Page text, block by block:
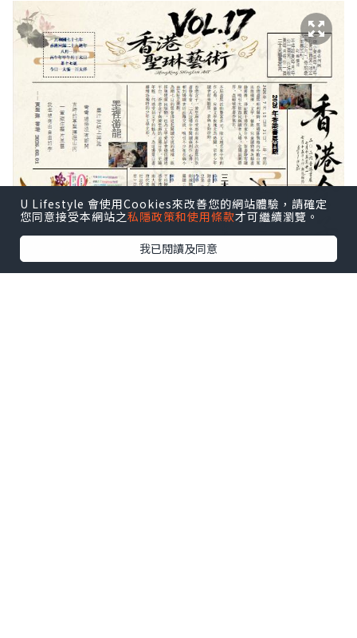
U Lifestyle 會使用Cookies來改善您的網站體驗，請確定
您同意接受本網站之私隱政策和使用條款才可繼續瀏覽。
我已閱讀及同意